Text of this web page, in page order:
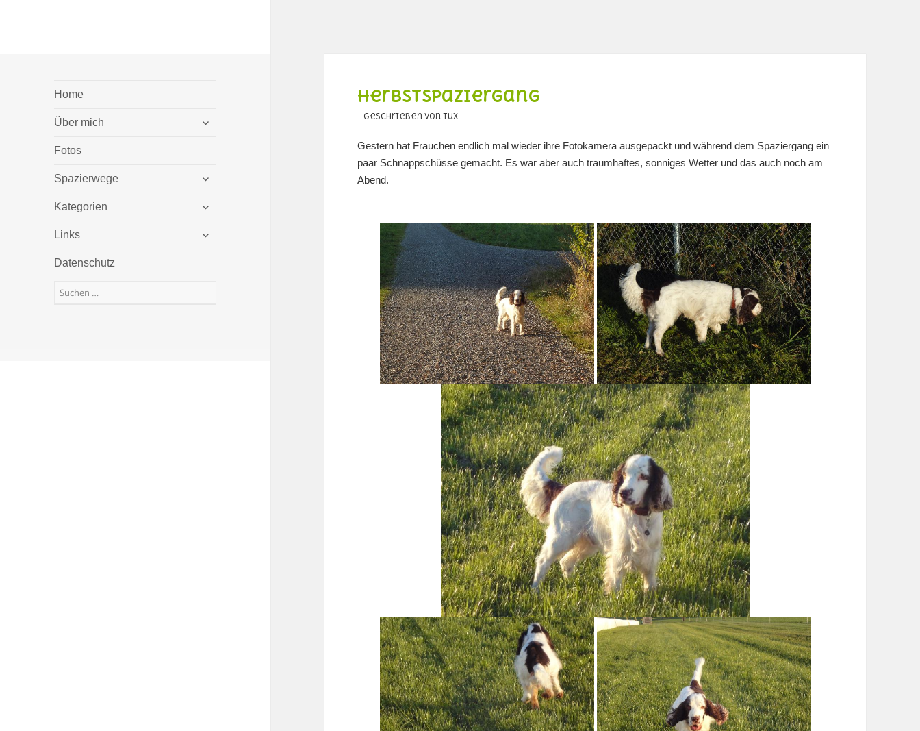
Home
Über mich
untermenü
Fotos
Spazierwege
untermenü
Kategorien
untermenü
Links
untermenü
Datenschutz
Suchen
Herbstspaziergang
geschrieben von Tux
Gestern hat Frauchen endlich mal wieder ihre Fotokamera ausgepackt und während dem Spaziergang ein
paar Schnappschüsse gemacht. Es war aber auch traumhaftes, sonniges Wetter und das auch noch am
Abend.